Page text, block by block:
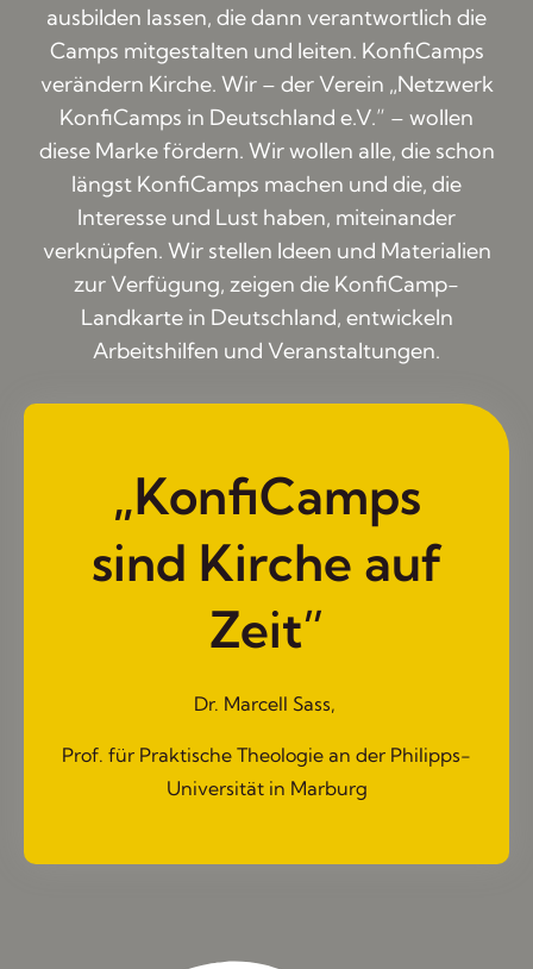
ausbilden lassen, die dann verantwortlich die
Camps mitgestalten und leiten. KonfiCamps
verändern Kirche. Wir – der Verein „Netzwerk
KonfiCamps in Deutschland e.V.” – wollen
diese Marke fördern. Wir wollen alle, die schon
längst KonfiCamps machen und die, die
Interesse und Lust haben, miteinander
verknüpfen. Wir stellen Ideen und Materialien
zur Verfügung, zeigen die KonfiCamp-
Landkarte in Deutschland, entwickeln
Arbeitshilfen und Veranstaltungen.
„KonfiCamps
sind Kirche auf
Zeit”
Dr. Marcell Sass,
Prof. für Praktische Theologie an der Philipps-
Universität in Marburg